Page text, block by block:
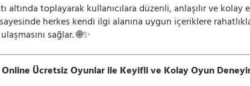
altında toplayarak kullanıcılara düzenli, anlaşılır ve
sayesinde herkes kendi ilgi alanına uygun içeriklere
sağlar. 🌐✨
Online Ücretsiz Oyunlar ile Keyifli ve Kolay Oyun